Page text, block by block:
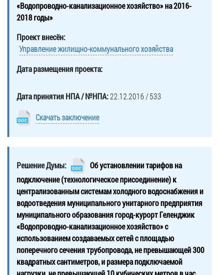
«Водопроводно-канализационное хозяйство» на 2016-
2018 годы»
Проект внесён:
Управление жилищно-коммунального хозяйства
Дата размещения проекта:
Дата принятия НПА / №НПА:22.12.2016 / 533
Скачать заключение
Решение Думы:
Об установлении тарифов на
подключение (технологическое присоединение) к
централизованным системам холодного водоснабжения и
водоотведения муниципального унитарного предприятия
муниципального образования город-курорт Геленджик
«Водопроводно-канализационное хозяйство» с
использованием создаваемых сетей с площадью
поперечного сечения трубопровода, не превышающей 300
квадратных сантиметров, и размера подключаемой